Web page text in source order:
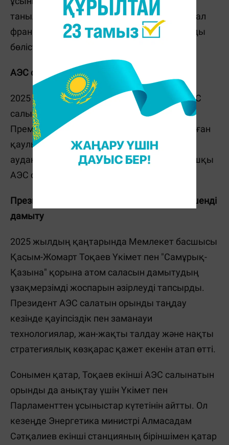
танылды. Екінші орын — Қытайлық CNNC, ал
француз EDF пен корей KHNP үшінші орынды
бөлісті.
АЭС салынатын нақты орын бекітілді
2025 жылдың ақпанында Қазақстанда АЭС
салынатын орынресми түрде бекітілді.
Премьер-министр Олжас Бектенов қол қойған
қаулыға сәйкес, Алматы облысы Жамбыл
ауданы, атап айтқанда, Үлкен ауылы алғашқы
АЭС салынатын мекен болып белгіленді.
Президент тапсырмасы: атом саласын кешенді
дамыту
2025 жылдың қаңтарында Мемлекет басшысы
Қасым-Жомарт Тоқаев Үкімет пен "Самұрық-
Қазына" қорына атом саласын дамытудың
ұзақмерзімді жоспарын әзірлеуді тапсырды.
Президент АЭС салатын орынды таңдау
кезінде қауіпсіздік пен заманауи
технологиялар, жан-жақты талдау және нақты
стратегиялық көзқарас қажет екенін атап өтті.
Сонымен қатар, Тоқаев екінші АЭС салынатын
орынды да анықтау үшін Үкімет пен
Парламенттен ұсыныстар күтетінін айтты. Ол
кезеңде Энергетика министрі Алмасадам
Сәтқалиев екінші станцияның біріншімен қатар